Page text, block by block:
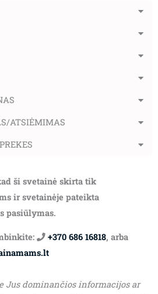
ATSIĖMIMAS
ši svetainė skirta tik
ir svetainėje pateikta
pasiūlymas.
+370 686 16818, arba
Jus dominančios informacijos ar